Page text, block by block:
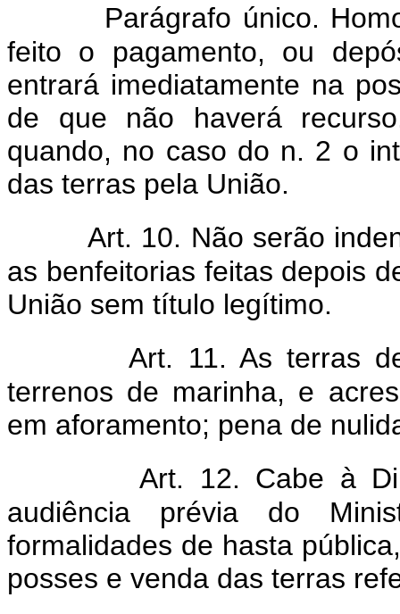
Parágrafo único.
feito o pagamento, ou
entrará imediatamente na
de que não haverá
quando, no caso do n. 2 o
das terras pela União.
Art. 10. Não serão
as benfeitorias feitas depois
União sem título legítimo.
Art. 11. As terras
terrenos de marinha, e
em aforamento; pena de
Art. 12. Cabe à
audiência prévia do
formalidades de hasta
posses e venda das terras